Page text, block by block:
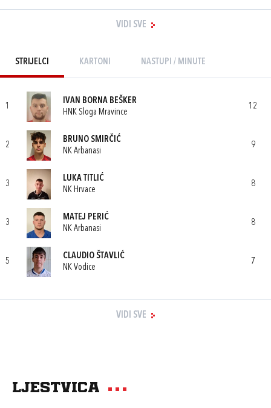
VIDI SVE
STRIJELCI KARTONI NASTUPI / MINUTE
1
IVAN BORNA BEŠKER
HNK Sloga Mravince
12
2
BRUNO SMIRČIĆ
NK Arbanasi
9
3
LUKA TITLIĆ
NK Hrvace
8
3
MATEJ PERIĆ
NK Arbanasi
8
5
CLAUDIO ŠTAVLIĆ
NK Vodice
7
VIDI SVE
Ljestvica